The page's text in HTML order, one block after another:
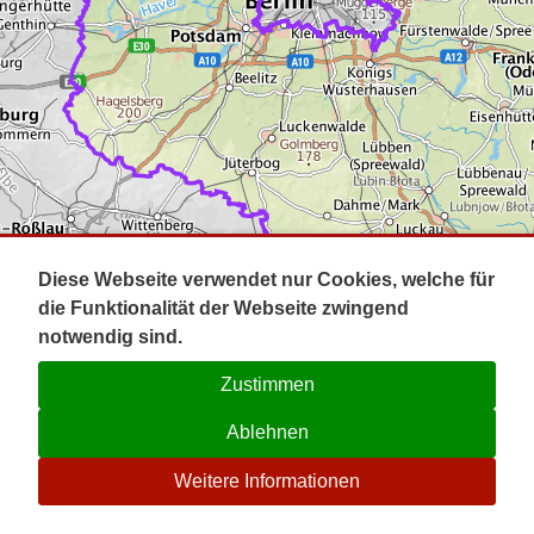
Impressum
Kontakt
☉
Diese Webseite verwendet nur Cookies, welche für
die Funktionalität der Webseite zwingend
notwendig sind.
Zustimmen
Ablehnen
Weitere Informationen